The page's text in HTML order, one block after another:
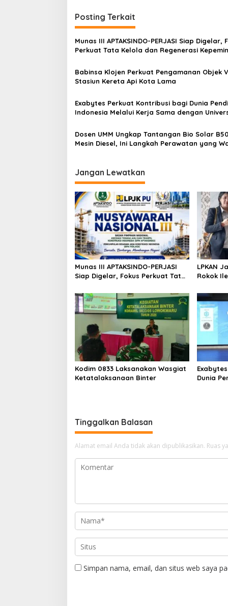
i
g
a
i
o
s
Posting Terkait
Munas III APTAKSINDO-PERJASI Siap Digelar,
Perkuat Tata Kelola dan Regenerasi
Babinsa Klojen Perkuat Pengamanan Objek
Stasiun Kereta Api Kota Lama
Exabytes Perkuat Kontribusi bagi Dunia
Indonesia Melalui Kerja Sama dengan
Dosen UMM Ungkap Tantangan Bio Solar
Mesin Diesel, Ini Langkah Perawatan yang
Jangan Lewatkan
Munas III APTAKSINDO-PERJASI
Siap Digelar, Fokus Perkuat Tata
Kepemimpinan
LPKAN
Rokok
Petani
Kodim 0833 Laksanakan Wasgiat
Ketatalaksanaan Binter
Dunia
Tinggalkan Balasan
Alamat email Anda tidak akan dipublikasikan. Ruas
Simpan nama, email, dan situs web saya